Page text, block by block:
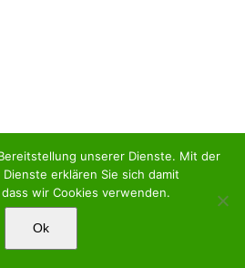
unserer Dienste. Mit der
erklären Sie sich damit
wir Cookies verwenden.
Ok